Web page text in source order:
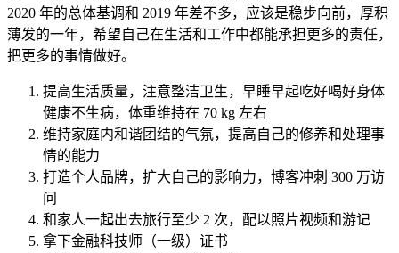
2020 年的总体基调和 2019 年差不多，应该是稳步向前，厚积
薄发的一年，希望自己在生活和工作中都能承担更多的责任，
把更多的事情做好。
提高生活质量，注意整洁卫生，早睡早起吃好喝好身体
健康不生病，体重维持在 70 kg 左右
维持家庭内和谐团结的气氛，提高自己的修养和处理事
情的能力
打造个人品牌，扩大自己的影响力，博客冲刺 300 万访
问
和家人一起出去旅行至少 2 次，配以照片视频和游记
拿下金融科技师（一级）证书